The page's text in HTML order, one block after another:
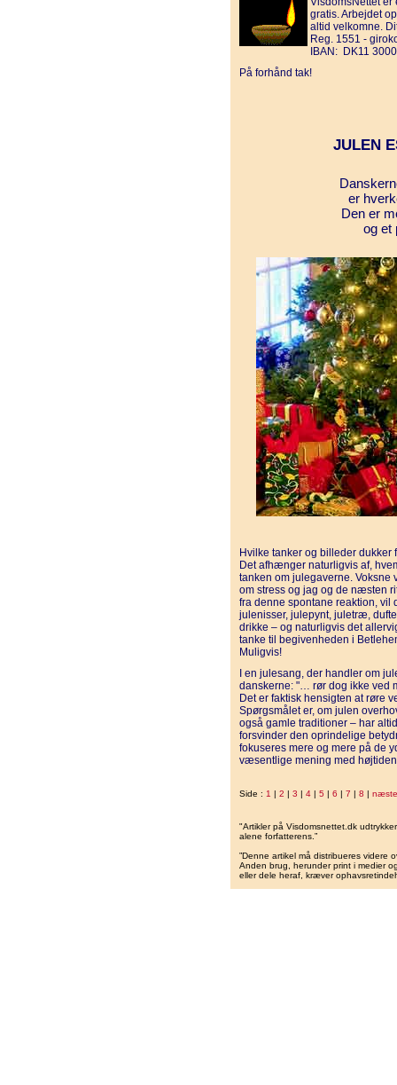
gratis. Arbejdet
altid velkomne.
Reg. 1551 -
IBAN: DK11
På forhånd tak!
JULEN
er
Den er
og et
Hvilke tanker og billeder dukker
Det afhænger naturligvis af,
tanken om julegaverne. Voksne
om stress og jag og de næsten
fra denne spontane reaktion, vil
julenisser, julepynt, juletræ,
drikke – og naturligvis det
tanke til begivenheden i
Muligvis!
I en julesang, der handler om
danskerne: "… rør dog ikke ved
Det er faktisk hensigten at røre
Spørgsmålet er, om julen
også gamle traditioner – har
forsvinder den oprindelige
fokuseres mere og mere på de
væsentlige mening med
Side : 1 | 2 | 3 | 4 | 5 | 6 | 7 | 8 | næste
"Artikler på Visdomsnettet.dk
alene forfatterens.”
”Denne artikel må distribueres videre
Anden brug, herunder print i medier
eller dele heraf, kræver